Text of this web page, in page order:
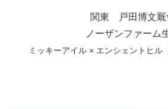
関東 戸田博文厩
ノーザンファーム
ミッキーアイル × エンシェントヒル